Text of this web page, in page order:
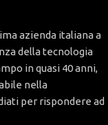
azienda italiana a
della tecnologia
in quasi 40 anni,
nella
per rispondere ad